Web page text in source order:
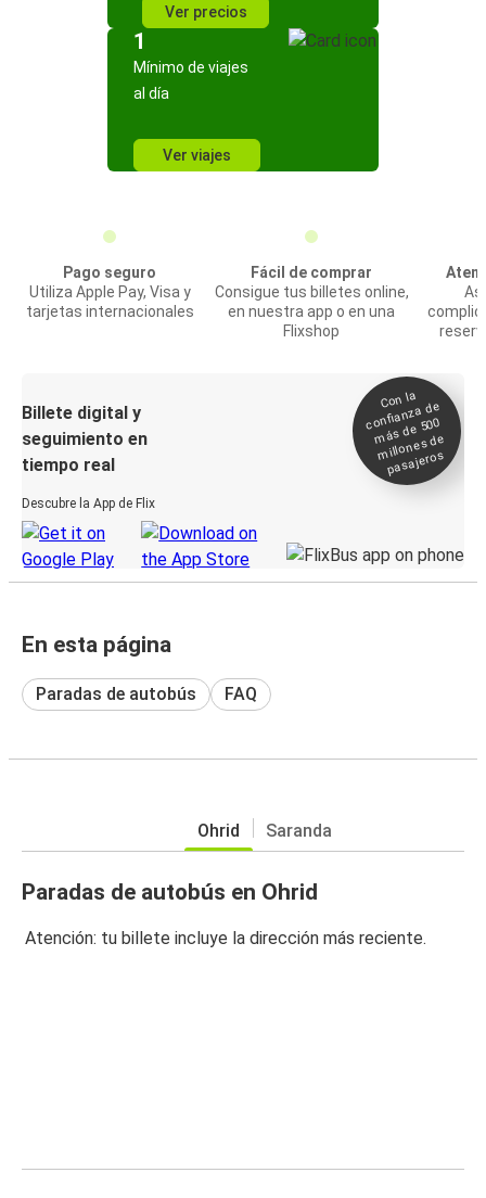
Ver precios
1
Mínimo de viajes
al día
Ver viajes
Pago seguro
Utiliza Apple Pay, Visa y
tarjetas internacionales
Fácil de comprar
Consigue tus billetes online,
en nuestra app o en una
Flixshop
Billete digital y
seguimiento en
tiempo real
Descubre la App de Flix
Con la
confianza de
más de 500
millones de
pasajeros
En esta página
Paradas de autobús FAQ
Ohrid Saranda
Paradas de autobús en Ohrid
Atención: tu billete incluye la dirección más reciente.